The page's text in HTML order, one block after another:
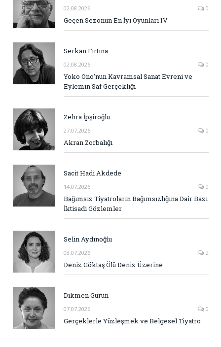
02.08.2026 0
Geçen Sezonun En İyi Oyunları IV
Serkan Fırtına
02.08.2026 0
Yoko Ono’nun Kavramsal Sanat Evreni ve
Eylemin Saf Gerçekliği
Zehra İpşiroğlu
27.07.2026 0
Akran Zorbalığı
Sacit Hadi Akdede
14.07.2026 0
Bağımsız Tiyatroların Bağımsızlığına Dair Bazı
İktisadi Gözlemler
Selin Aydınoğlu
08.07.2026 2
Deniz Göktaş Ölü Deniz Üzerine
Dikmen Gürün
07.07.2026 0
Gerçeklerle Yüzleşmek ve Belgesel Tiyatro